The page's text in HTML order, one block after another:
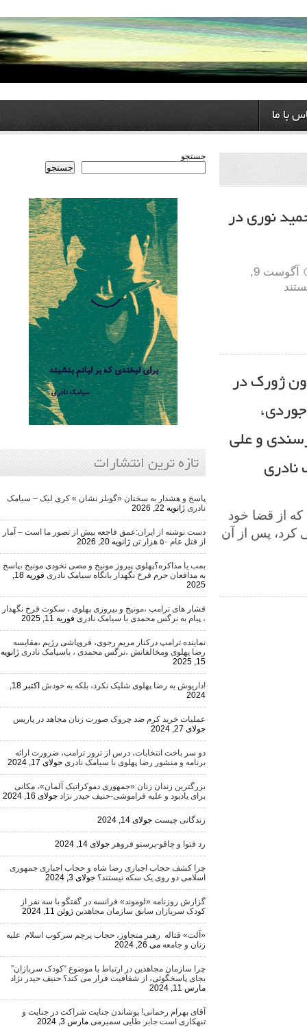
در
آگوست 9,
در
و علی
زندان در دهه ۶۰ بود که از قضا خود
پس از آن
جستجو
تازه ترین انتشارات
پاسخ و هشدار به سخنان «گوبلز نشان » کری لیک – سیامک
ژانویه 22, 2026
دست نوشته از ایران:عمق فاجعه بیش از تصور ما است – آمار
از قتل عام ۵۰ هزار تن
ژانویه 20, 2026
بمب یا مذاکره؟پهلوی پیروز مونیخ و مصی نخودی مونیخ ،پاسخ
به مدافعان حرم فرخ نگهدار بانگاه سیامک نادری
فوریه 18,
فشار های ترامپ ،مونیخ و پیروزی پهلوی ، سکوت فرخ نگهدار
، پیام به نرگس محمدی با سیامک نادری فوریه 11, 2025
نماینده ترامپ درکنار مریم رجوی، فروپاشی رژیم ،مقایسه
رضا پهلوی ومخالفانش ،نرگس محمدی ، باسیامک نادری ژانویه
!داریوش به رضا پهلوی شلیک نکرد، بلکه به خودش
اکتبر 18,
عملیات خرید کرم ضد چروک صورت زنان مجاهد در پاریس
دو سر باخت انتخابات، درس از ترور ترامپ، ضرورت ارائه
برنامه و منشور رضا پهلوی با سیامک نادری جولای 17, 2024
بزرگترین زندان زنان «جمهوری دموکراتیک آلمان»، مکانی
برای یادبود و علیه فراموشی-حنیف حیدر نژاد جولای 16, 2024
زندگانی چیست جولای 14, 2024
رد فتوا و چاقو-پرستو فروهر جولای 14, 2024
چرا کشف حجاب اجباری رضا شاه و حجاب اجباری جمهوری
اسلامی دو روی یک سکه نیستند؟ جولای 3, 2024
گزارش روزنامه «لوموند» فرانسه در گفتگو با سه نفر از
کودک سربازان سابق سازمان مجاهدین ژوئن 11, 2024
«آلت» قتاله رهبر متجاوز، حجاب پرچم سرکوب اسلام علیه
زنان و جامعه می 26, 2024
چرا سازمان مجاهدین در ارتباط با موضوع “کودک سربازان”
بجای پاسخگوئی، از شفافیت فرار می کند؟ حنیف حیدر نژاد
آقای بهرام رحمانی! پوشاندن جنایت شراکت در جنایت و
تبهکاری است جابر طایی سمیرمی مارس 3, 2024